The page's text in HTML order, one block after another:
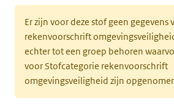
Er zijn voor deze stof geen gegevens
rekenvoorschrift
echter tot een groep behoren
voor Stofcategorie rekenvoorschrift
omgevingsveiligheid zijn